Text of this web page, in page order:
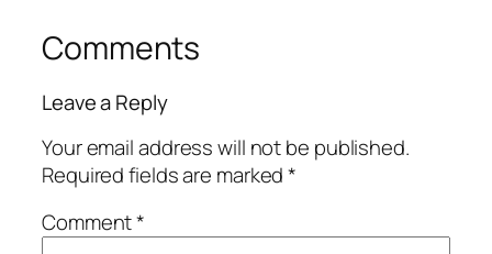
Comments
Leave a Reply
Your email address will not be published.
Required fields are marked*
Comment*